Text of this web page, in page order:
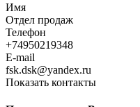
Имя
Отдел продаж
Телефон
+74950219348
E-mail
fsk.dsk@yandex.ru
Показать контакты